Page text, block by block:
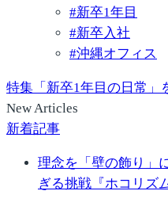
#新卒1年目
#新卒入社
#沖縄オフィス
特集「新卒1年目の日常」
New Articles
新着記事
理念を「壁の飾り」
ぎる挑戦『ホコリズ